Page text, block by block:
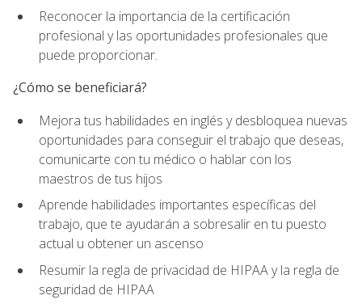
Reconocer la importancia de la certificación
profesional y las oportunidades profesionales que
puede proporcionar.
¿Cómo se beneficiará?
Mejora tus habilidades en inglés y desbloquea nuevas
oportunidades para conseguir el trabajo que deseas,
comunicarte con tu médico o hablar con los
maestros de tus hijos
Aprende habilidades importantes específicas del
trabajo, que te ayudarán a sobresalir en tu puesto
actual u obtener un ascenso
Resumir la regla de privacidad de HIPAA y la regla de
seguridad de HIPAA